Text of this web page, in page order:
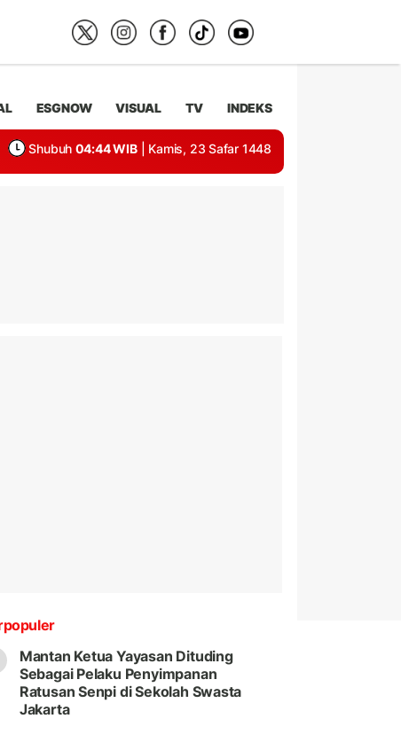
ESGNOW VISUAL TV INDEKS
Shubuh 04:44 WIB | Kamis, 23 Safar 1448
Mantan Ketua Yayasan Dituding
Sebagai Pelaku Penyimpanan
Ratusan Senpi di Sekolah Swasta
Jakarta